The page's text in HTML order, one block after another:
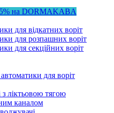
на DORMAKABA
для відкатних воріт
для розпашних воріт
для секційних воріт
для воріт
з ліктьовою тягою
каналом